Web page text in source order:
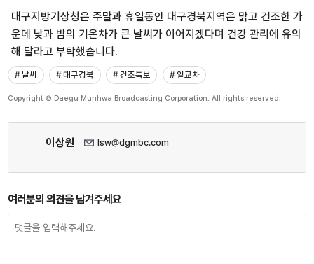
대구지방기상청은 주말과 휴일동안 대구경북지역은 맑고 건조한 가
운데 낮과 밤의 기온차가 큰 날씨가 이어지겠다며 건강 관리에 유의
해 달라고 부탁했습니다.
# 날씨 # 대구경북 # 건조특보 # 일교차
Copyright © Daegu Munhwa Broadcasting Corporation. All rights reserved.
이상원 lsw@dgmbc.com
여러분의 의견을 남겨주세요